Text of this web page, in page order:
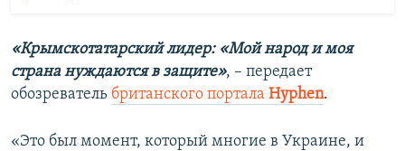
«Крымскотатарский лидер: «Мой народ и моя
страна нуждаются в защите», – передает
обозреватель британского портала Нyphen.
«Это был момент, который многие в Украине, и